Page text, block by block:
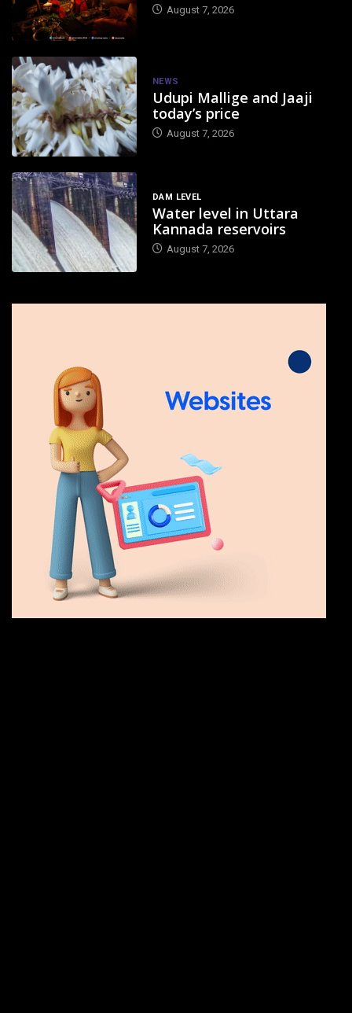
August 7, 2026
NEWS
Udupi Mallige and Jaaji
today’s price
August 7, 2026
DAM LEVEL
Water level in Uttara
Kannada reservoirs
August 7, 2026